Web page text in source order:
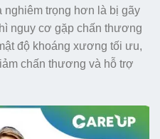
nghiêm trọng hơn là bị gãy
nguy cơ gặp chấn thương
độ khoáng xương tối ưu,
chấn thương và hỗ trợ